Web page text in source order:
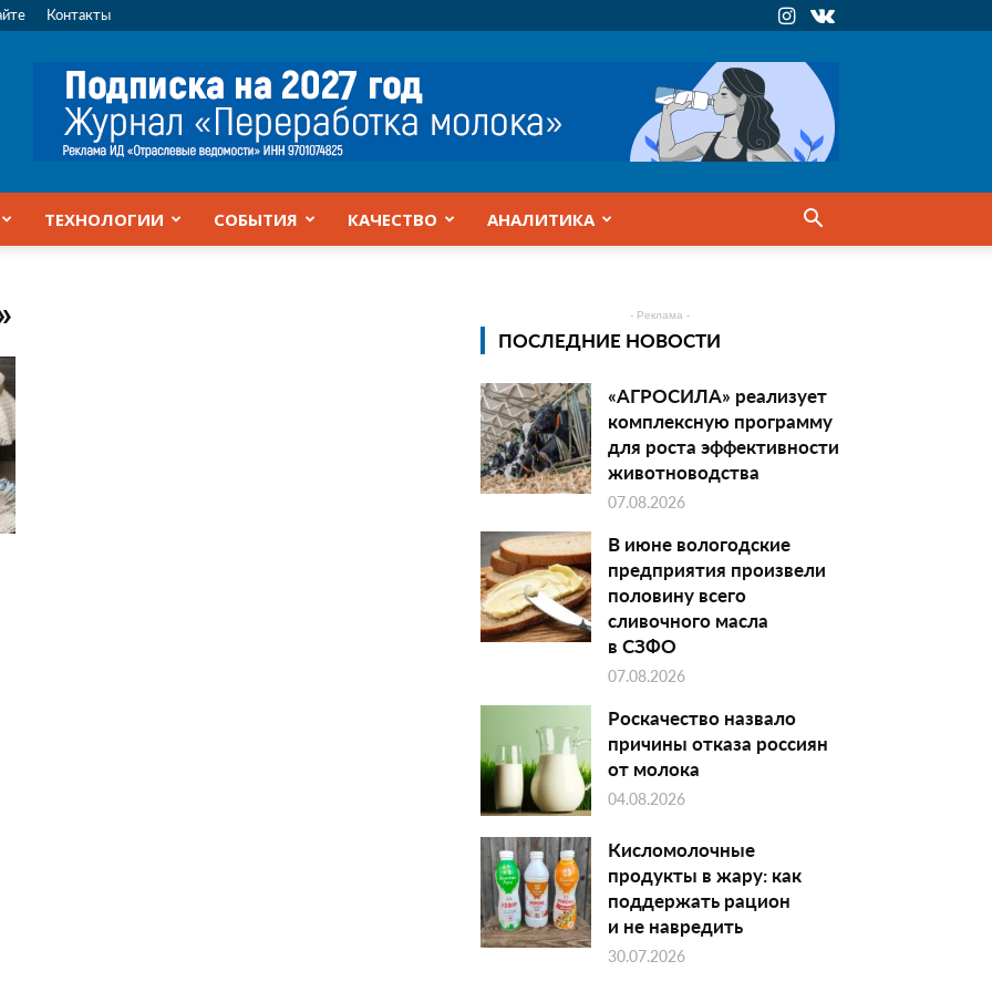
Контакты
ТЕХНОЛОГИИ СОБЫТИЯ КАЧЕСТВО АНАЛИТИКА
- Реклама -
ПОСЛЕДНИЕ НОВОСТИ
«АГРОСИЛА» реализует
комплексную программу
для роста эффективности
животноводства
07.08.2026
В июне вологодские
предприятия произвели
половину всего
сливочного масла
в СЗФО
07.08.2026
Роскачество назвало
причины отказа россиян
от молока
04.08.2026
Кисломолочные
продукты в жару: как
поддержать рацион
и не навредить
30.07.2026